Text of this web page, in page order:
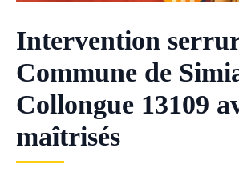
Intervention
Commune de
Collongue 13109
maîtrisés